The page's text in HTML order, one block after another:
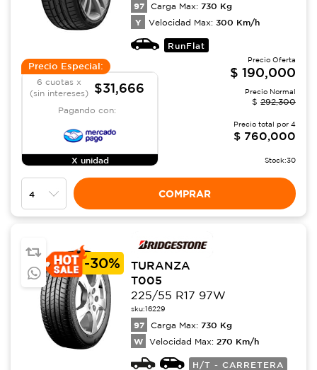
97 Carga Max: 730 Kg
Y Velocidad Max: 300 Km/h
RunFlat
Precio Especial:
6 cuotas x
(sin intereses)
$31,666
Pagando con:
X unidad
Precio Oferta
$ 190,000
Precio Normal
$ 292,300
Precio total por 4
$ 760,000
Stock:30
COMPRAR
-30%
TURANZA
T005
225/55 R17 97W
sku:16229
97 Carga Max: 730 Kg
W Velocidad Max: 270 Km/h
H/T - CARRETERA